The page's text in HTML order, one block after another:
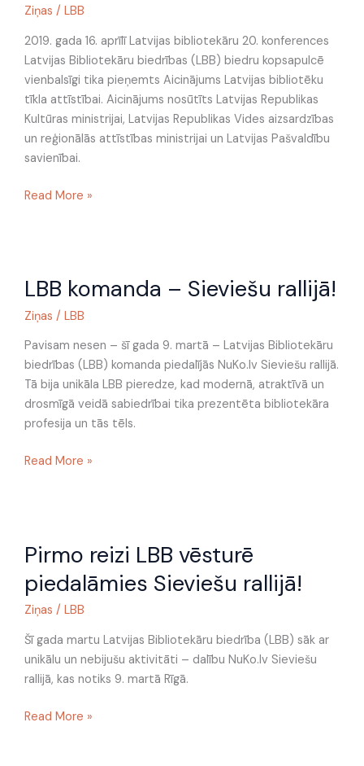
Ziņas / LBB
2019. gada 16. aprīlī Latvijas bibliotekāru 20. konferences
Latvijas Bibliotekāru biedrības (LBB) biedru kopsapulcē
vienbalsīgi tika pieņemts Aicinājums Latvijas bibliotēku
tīkla attīstībai. Aicinājums nosūtīts Latvijas Republikas
Kultūras ministrijai, Latvijas Republikas Vides aizsardzības
un reģionālās attīstības ministrijai un Latvijas Pašvaldību
savienībai.
attīstībai
Read More »
LBB komanda – Sieviešu rallijā!
Ziņas / LBB
Pavisam nesen – šī gada 9. martā – Latvijas Bibliotekāru
biedrības (LBB) komanda piedalījās NuKo.lv Sieviešu rallijā.
Tā bija unikāla LBB pieredze, kad modernā, atraktīvā un
drosmīgā veidā sabiedrībai tika prezentēta bibliotekāra
profesija un tās tēls.
komanda
Sieviešu
rallijā!
Read More »
Pirmo reizi LBB vēsturē
piedalāmies Sieviešu rallijā!
Ziņas / LBB
Šī gada martu Latvijas Bibliotekāru biedrība (LBB) sāk ar
unikālu un nebijušu aktivitāti – dalību NuKo.lv Sieviešu
rallijā, kas notiks 9. martā Rīgā.
reizi
vēsturē
piedalāmies
rallijā!
Read More »